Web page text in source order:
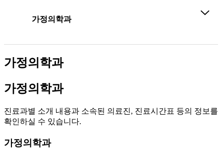
가정의학과
가정의학과
가정의학과
진료과별 소개 내용과 소속된 의료진, 진료시간표 등의 정보를
확인하실 수 있습니다.
가정의학과